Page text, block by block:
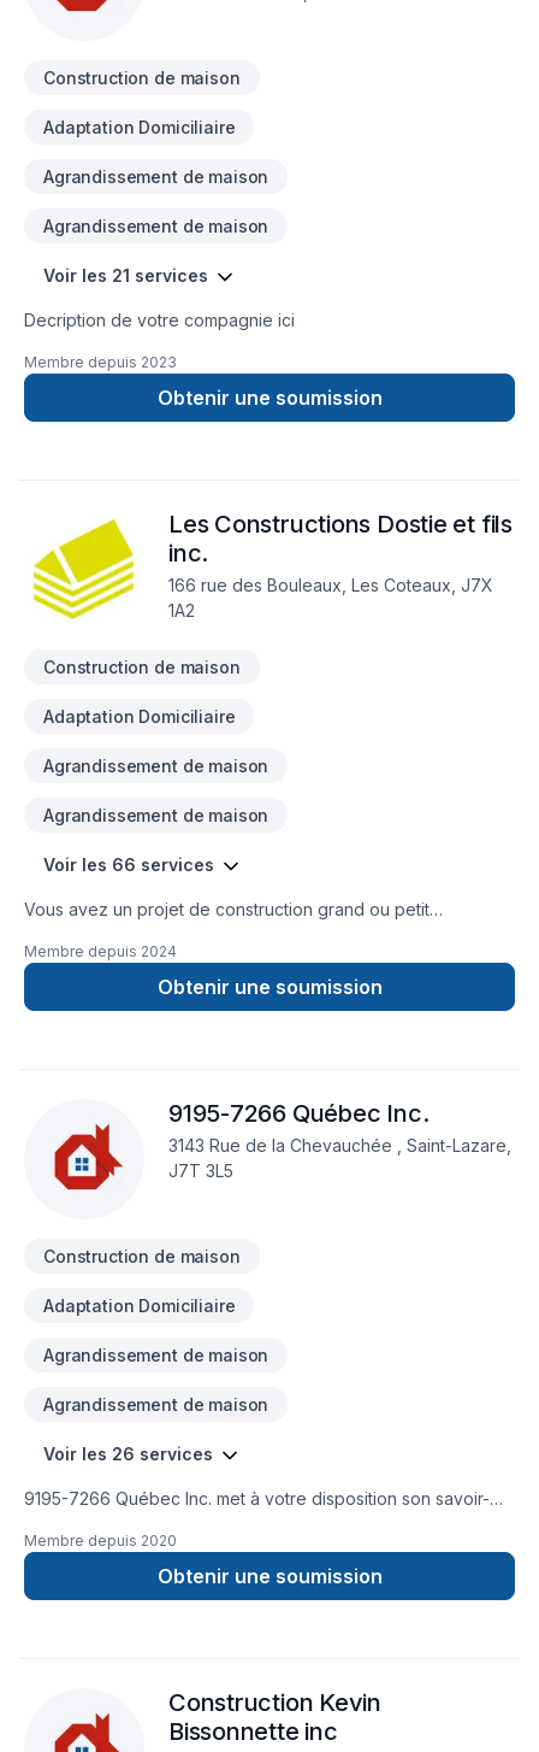
Construction de maison
Adaptation Domiciliaire
Agrandissement de maison
Agrandissement de maison
Voir les 21 services
Decription de votre compagnie ici
Membre depuis 2023
Obtenir une soumission
Les Constructions Dostie et fils
inc.
166 rue des Bouleaux, Les Coteaux, J7X
1A2
Construction de maison
Adaptation Domiciliaire
Agrandissement de maison
Agrandissement de maison
Voir les 66 services
Vous avez un projet de construction grand ou petit
Entreprise familliale Expertise élevé dans la gestion de
mauvaise surprise sur le coût des projets , transparence sur
Membre depuis 2024
Obtenir une soumission
9195-7266 Québec Inc.
3143 Rue de la Chevauchée , Saint-Lazare,
J7T 3L5
Construction de maison
Adaptation Domiciliaire
Agrandissement de maison
Agrandissement de maison
Voir les 26 services
9195-7266 Québec Inc. met à votre disposition son savoir-
Carrelage, Commercial, Construction, Cuisine, Excavation
intérieur, Garage, Rénovation générale, Salle de bain, Sous-
sol pour embellir vos espaces à Montérégie,Montréal. Grâce
satisfaction. Notre engagement est simple : offrir un service
d'exception, centré sur vos besoins et vos aspirations.
Membre depuis 2020
Obtenir une soumission
Construction Kevin
Bissonnette inc